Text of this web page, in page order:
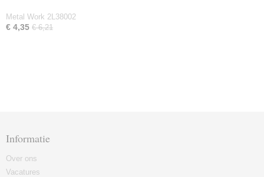
Metal Work 2L38002
€ 4,35 € 6,21
Informatie
Over ons
Vacatures